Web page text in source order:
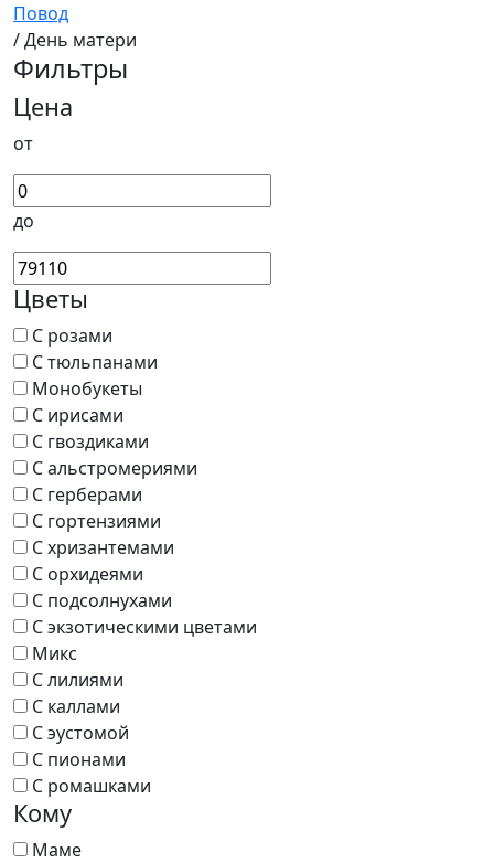
Повод
/ День матери
Фильтры
Цена
от
до
Цветы
С розами
С тюльпанами
Монобукеты
С ирисами
С гвоздиками
С альстромериями
С герберами
С гортензиями
С хризантемами
С орхидеями
С подсолнухами
С экзотическими цветами
Микс
С лилиями
С каллами
С эустомой
С пионами
С ромашками
Кому
Маме